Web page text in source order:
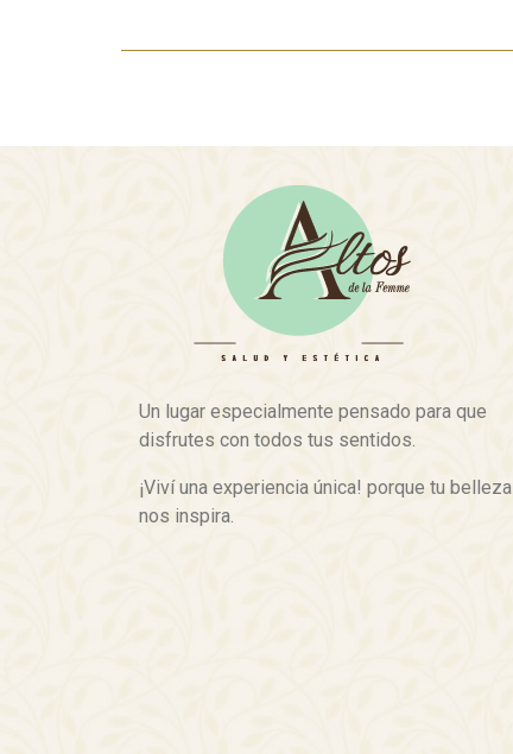
Un lugar especialmente pensado para que
disfrutes con todos tus sentidos.
¡Viví una experiencia única! porque tu belleza
nos inspira.